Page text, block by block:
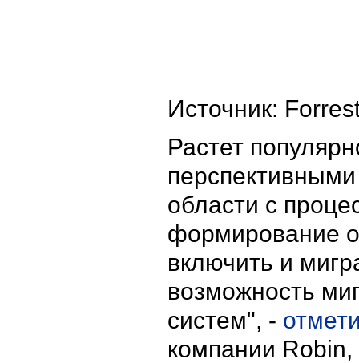
Источник:
Растет
области с
формирование
включить и
возможность
систем", -
компании